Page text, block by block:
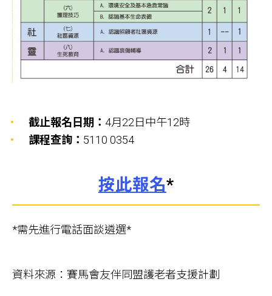
截止報名日期： 4月22日中午12時
課程查詢： 5110 0354
按此報名*
*需先進行電話面談遴選*
資料來源：賽馬會友伴同盟護老者支援計劃